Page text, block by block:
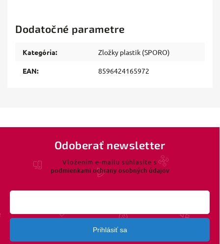
Dodatočné parametre
Kategória: Zložky plastik (SPORO)
EAN: 8596424165972
Odoberať newsletter
Vložením e-mailu súhlasíte s
podmienkami ochrany osobných údajov
Prihlásiť sa